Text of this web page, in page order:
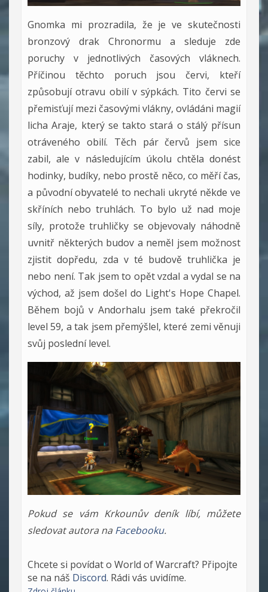
Gnomka mi prozradila, že je ve skutečnosti
bronzový drak Chronormu a sleduje zde
poruchy v jednotlivých časových vláknech.
Příčinou těchto poruch jsou červi, kteří
způsobují otravu obilí v sýpkách. Tito červi se
přemisťují mezi časovými vlákny, ovládáni magií
licha Araje, který se takto stará o stálý přísun
otráveného obilí. Těch pár červů jsem sice
zabil, ale v následujícím úkolu chtěla donést
hodinky, budíky, nebo prostě něco, co měří čas,
a původní obyvatelé to nechali ukryté někde ve
skříních nebo truhlách. To bylo už nad moje
síly, protože truhličky se objevovaly náhodně
uvnitř některých budov a neměl jsem možnost
zjistit dopředu, zda v té budově truhlička je
nebo není. Tak jsem to opět vzdal a vydal se na
východ, až jsem došel do Light's Hope Chapel.
Během bojů v Andorhalu jsem také překročil
level 59, a tak jsem přemýšlel, které zemi věnuji
svůj poslední level.
Pokud se vám Krkounův deník líbí, můžete
sledovat autora na Facebooku.
Chcete si povídat o World of Warcraft? Připojte
se na náš Discord. Rádi vás uvidíme.